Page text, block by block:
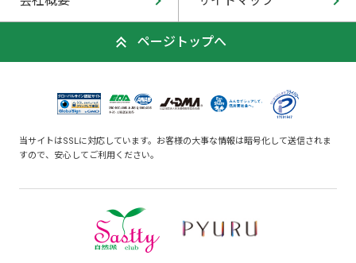
ページトップへ
当サイトはSSLに対応しています。お客様の大事な情報は暗号化して送信されま
すので、安心してご利用ください。